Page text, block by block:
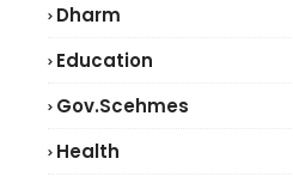
Dharm
Education
Gov.scehmes
Health